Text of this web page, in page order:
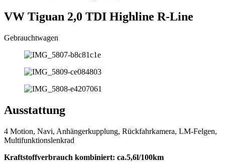
VW Tiguan 2,0 TDI Highline R-Line
Gebrauchtwagen
Ausstattung
4 Motion, Navi, Anhängerkupplung, Rückfahrkamera, LM-Felgen,
Multifunktionslenkrad
Kraftstoffverbrauch kombiniert: ca.5,6l/100km